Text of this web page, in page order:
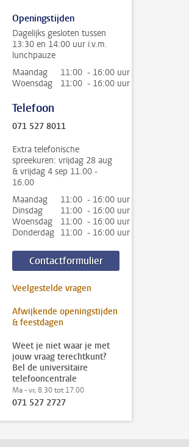
Openingstijden
Dagelijks gesloten tussen
13:30 en 14:00 uur i.v.m.
lunchpauze
Maandag
11:00 - 16:00 uur
Woensdag
11:00 - 16:00 uur
Telefoon
071 527 8011
Extra telefonische
spreekuren: vrijdag 28 aug
& vrijdag 4 sep 11.00 -
16.00
Maandag
11:00 - 16:00 uur
Dinsdag
11:00 - 16:00 uur
Woensdag
11:00 - 16:00 uur
Donderdag 11:00 - 16:00 uur
Contactformulier
Veelgestelde vragen
Afwijkende openingstijden
& feestdagen
Weet je niet waar je met
jouw vraag terechtkunt?
Bel de universitaire
telefooncentrale
Ma - vr, 8.30 tot 17.00
071 527 2727